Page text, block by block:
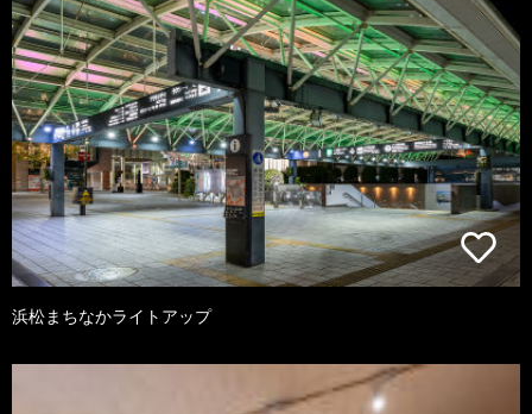
浜松まちなかライトアップ